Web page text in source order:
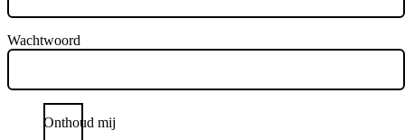
Wachtwoord
Onthoud mij